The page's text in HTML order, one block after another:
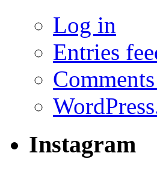
Log in
Entries
Instagram